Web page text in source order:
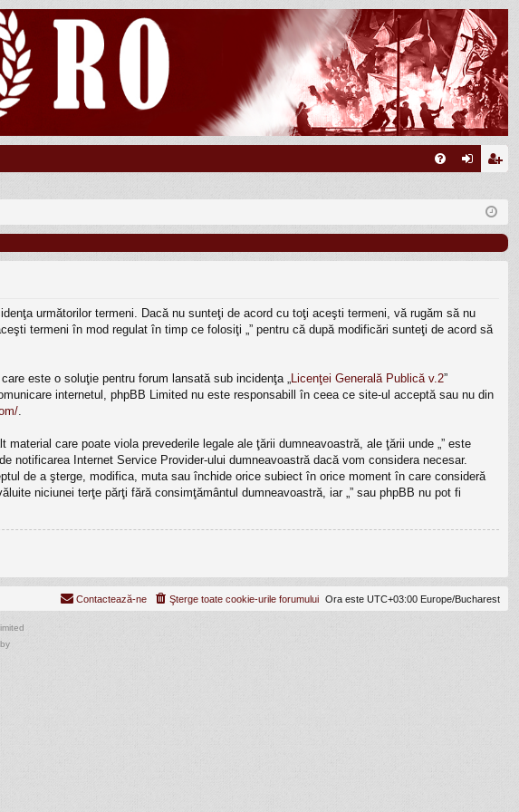
eg
următorilor termeni. Dacă nu sunteţi de acord cu toţi aceşti termeni, vă rugăm să nu
termeni în mod regulat în timp ce folosiţi „” pentru că după modificări sunteţi de acord să
care este o soluţie pentru forum lansată sub incidenţa „Licenţei Generală Publică v.2”
internetul, phpBB Limited nu este responsabill în ceea ce site-ul acceptă sau nu din
.
care poate viola prevederile legale ale ţării dumneavoastră, ale ţării unde „” este
notificarea Internet Service Provider-ului dumneavoastră dacă vom considera necesar.
de a şterge, modifica, muta sau închide orice subiect în orice moment în care consideră
niciunei terţe părţi fără consimţământul dumneavoastră, iar „” sau phpBB nu pot fi
Ora este UTC+03:00 Europe/Bucharest
Şterge toate cookie-urile forumului
Contactează-ne